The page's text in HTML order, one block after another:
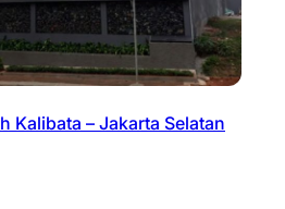
Kalibata – Jakarta Selatan